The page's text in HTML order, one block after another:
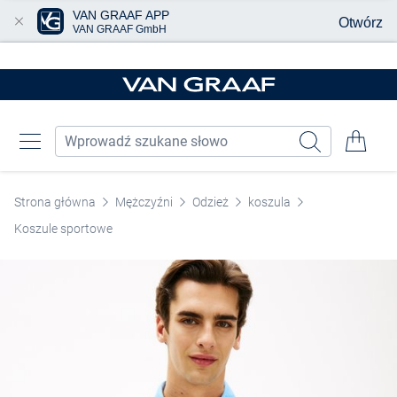
Strona główna Mężczyźni Odzież
koszula
Koszule sportowe
VAN GRAAF APP
VAN GRAAF GmbH Otwórz